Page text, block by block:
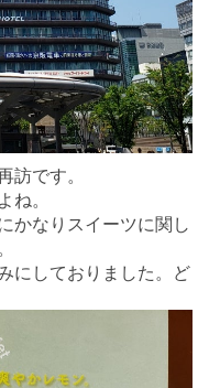
訪です。
ね。
かなりスイーツに関し
にしておりました。ど